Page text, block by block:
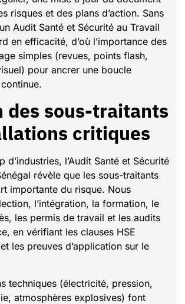
risques et des plans d’action. Sans
Audit Santé et Sécurité au Travail
en efficacité, d’où l’importance des
simples (revues, points flash,
pour ancrer une boucle
des sous-traitants
critiques
d’industries, l’Audit Santé et Sécurité
révèle que les sous-traitants
importante du risque. Nous
l’intégration, la formation, le
les permis de travail et les audits
en vérifiant les clauses HSE
les preuves d’application sur le
techniques (électricité, pression,
atmosphères explosives) font